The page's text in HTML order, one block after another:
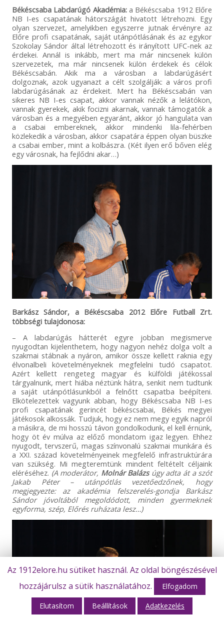
Békéscsaba Labdarúgó Akadémia:a Békéscsaba 1912 Előre
NB I-es csapatának hátországát hivatott létrehozni. Egy
olyan szervezet, amelyikben egyszerre jutnak érvényre az
Előre profi csapatának, saját utánpótlásának és az egykor
Szokolay Sándor által létrehozott és irányított UFC-nek az
érdekei. Annál is inkább, mert ma már nincsenek külön
szervezetek, ma már nincsenek külön érdekek és célok
Békéscsabán. Akik ma a városban a labdarúgásért
dolgoznak, azok ugyanazt a célt szolgálják: a város profi
labdarúgásának az érdekeit. Mert ha Békéscsabán van
sikeres NB I-es csapat, akkor vannak nézők a lelátókon,
vannak gyerekek, akik focizni akarnak, vannak támogatók a
városban és a megyében egyaránt, akkor jó hangulata van
a csabai embereknek, akkor mindenki lila-fehérben
közlekedik a városban, akkor csapatára éppen olyan büszke
a csabai ember, mint a kolbászra. (Két ilyen erő bőven elég
egy városnak, ha fejlődni akar…)
Barkász Sándor, a Békéscsaba 2012 Előre Futball Zrt.
többségi tulajdonosa:
– A labdarúgás hátterét egyre jobban megismerve
nyugodtan kijelenthetem, hogy nagyon nehéz dolga volt a
szakmai stábnak a nyáron, amikor össze kellett raknia egy
élvonalbeli követelményeknek megfelelni tudó csapatot.
Azért kellett rengeteg magyar és külföldi játékossal
tárgyalnunk, mert hiába néztünk hátra, senkit nem tudtunk
a saját utánpótlásunkból a felnőtt csapatba beépíteni.
Elkötelezettek vagyunk abban, hogy Békéscsaba NB I-es
profi csapatának gerincét békéscsabai, Békés megyei
játékosok alkossák. Tudjuk, hogy ez nem megy egyik napról
a másikra, de mi hosszú távon gondolkodunk, el kell érnünk,
hogy öt év múlva az előző mondatom igaz legyen. Ehhez
nyugodt, tervszerű, magas színvonalú szakmai munkára és
a XXI. század követelményeinek megfelelő infrastruktúrára
van szükség. Mi megteremtünk mindent feltételt céljaink
eléréséhez. (A moderátor, Molnár Balázs úgy adta át a szót
Jakab Péter – utánpótlás vezetőedzőnek, hogy
megjegyezte: az akadémia felszerelés-gondja Barkász
Sándor jóvoltából megoldódott, minden gyermeknek
egyforma, szép, Előrés ruházata lesz…)
Az 1912elore.hu sütiket használ. Az oldal böngészésével
hozzájárulsz a sütik használatához.
Elfogadom
Elutasítom Beállítások Adatkezelés